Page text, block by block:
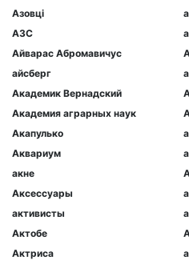
Азовці
АЗС
Айварас Абромавичус
айсберг
Академик Вернадский
Академия аграрных наук
Акапулько
Аквариум
акне
Аксессуары
активисты
Актобе
Актриса